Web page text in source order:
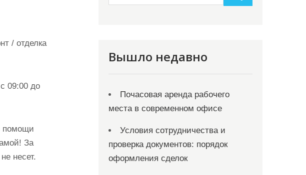
/ отделка
09:00 до
помощи
За
несет.
Вышло недавно
Почасовая аренда рабочего
места в современном офисе
Условия сотрудничества и
проверка документов: порядок
оформления сделок